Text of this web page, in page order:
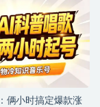
俩小时搞定爆款涨